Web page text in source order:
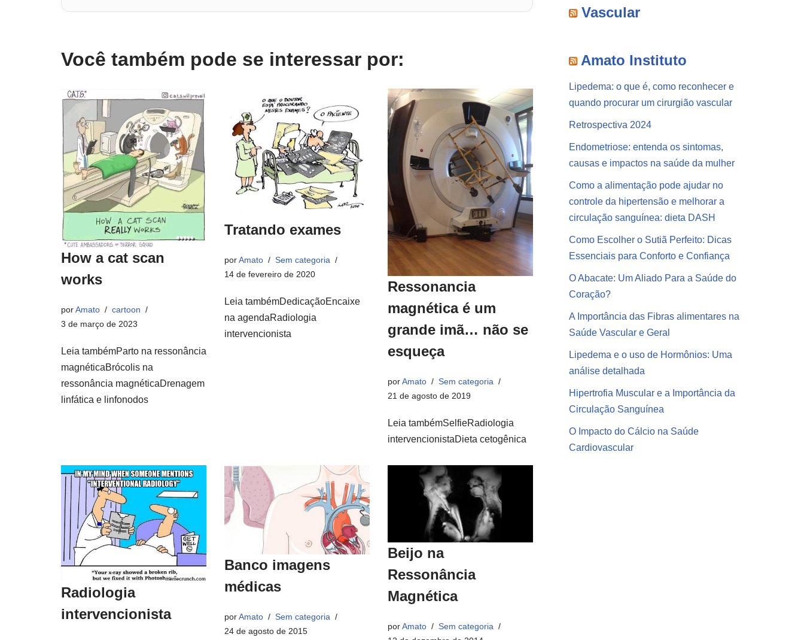
Você também pode se interessar por:
How a cat scan
works
porAmato
cartoon
3 de março de 2023
Leia tambémParto na ressonância
magnéticaBrócolis na
ressonância magnéticaDrenagem
linfática e linfonodos
Tratando exames
porAmato
Sem categoria
14 de fevereiro de 2020
Leia tambémDedicaçãoEncaixe
na agendaRadiologia
intervencionista
Ressonancia
magnética é um
grande imã… não se
esqueça
porAmato
Sem categoria
21 de agosto de 2019
Leia tambémSelfieRadiologia
intervencionistaDieta cetogênica
Radiologia
intervencionista
Banco imagens
médicas
porAmato
Sem categoria
24 de agosto de 2015
Beijo na
Ressonância
Magnética
porAmato
Sem categoria
Vascular
Amato Instituto
Lipedema: o que é, como reconhecer e
quando procurar um cirurgião vascular
Retrospectiva 2024
Endometriose: entenda os sintomas,
causas e impactos na saúde da mulher
Como a alimentação pode ajudar no
controle da hipertensão e melhorar a
circulação sanguínea: dieta DASH
Como Escolher o Sutiã Perfeito: Dicas
Essenciais para Conforto e Confiança
O Abacate: Um Aliado Para a Saúde do
Coração?
A Importância das Fibras alimentares na
Saúde Vascular e Geral
Lipedema e o uso de Hormônios: Uma
análise detalhada
Hipertrofia Muscular e a Importância da
Circulação Sanguínea
O Impacto do Cálcio na Saúde
Cardiovascular